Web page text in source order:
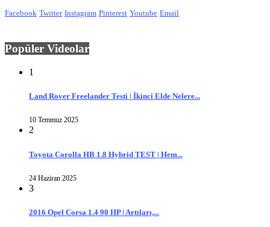
Facebook Twitter Instagram Pinterest Youtube Email
Popüler Videolar
1
Land Rover Freelander Testi | İkinci Elde Nelere...
10 Temmuz 2025
2
Toyota Corolla HB 1.8 Hybrid TEST | Hem...
24 Haziran 2025
3
2016 Opel Corsa 1.4 90 HP | Artıları,...